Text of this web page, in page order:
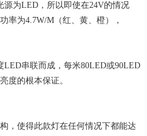
源为LED，所以即使在24V的情况
率为4.7W/M（红、黄、橙），
串联而成，每米80LED或90LED
度的根本保证。
，使得此款灯在任何情况下都能达